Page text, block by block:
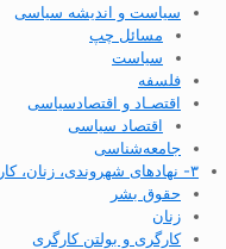
سیاست و اندیشه سیاسی
مسائل چپ
سیاست
فلسفه
اقتصـاد و اقتصاد‌سیاسی
اقتصاد سیاسی
جامعه‌شناسی
۳- نهادهای شهروندی، زنان، کارگری، محیط زیست، و حقوق بشر
حقوق بشر
زنان
کارگری و بولتن کارگری